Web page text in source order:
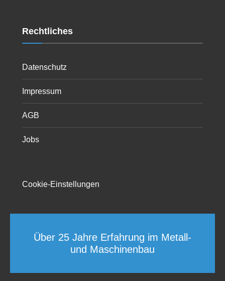
Rechtliches
Datenschutz
Impressum
AGB
Jobs
Cookie-Einstellungen
Über 25 Jahre Erfahrung im Metall-
und Maschinenbau